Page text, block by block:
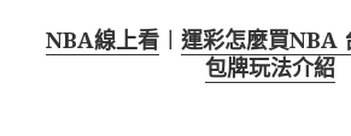
NBA線上看︱ 運彩怎麼買NBA
包牌玩法介紹